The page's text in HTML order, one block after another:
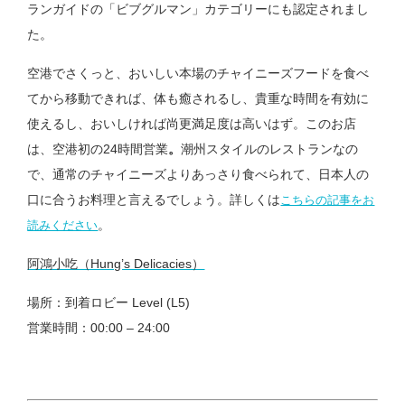
ランガイドの「ビブグルマン」カテゴリーにも認定されまし
た。
空港でさくっと、おいしい本場のチャイニーズフードを食べ
てから移動できれば、体も癒されるし、貴重な時間を有効に
使えるし、おいしければ尚更満足度は高いはず。このお店
は、空港初の24時間営業。潮州スタイルのレストランなの
で、通常のチャイニーズよりあっさり食べられて、日本人の
口に合うお料理と言えるでしょう。詳しくは こちらの記事をお
読みください。
阿鴻小吃（Hung’s Delicacies）
場所：到着ロビー Level (L5)
営業時間：00:00 – 24:00